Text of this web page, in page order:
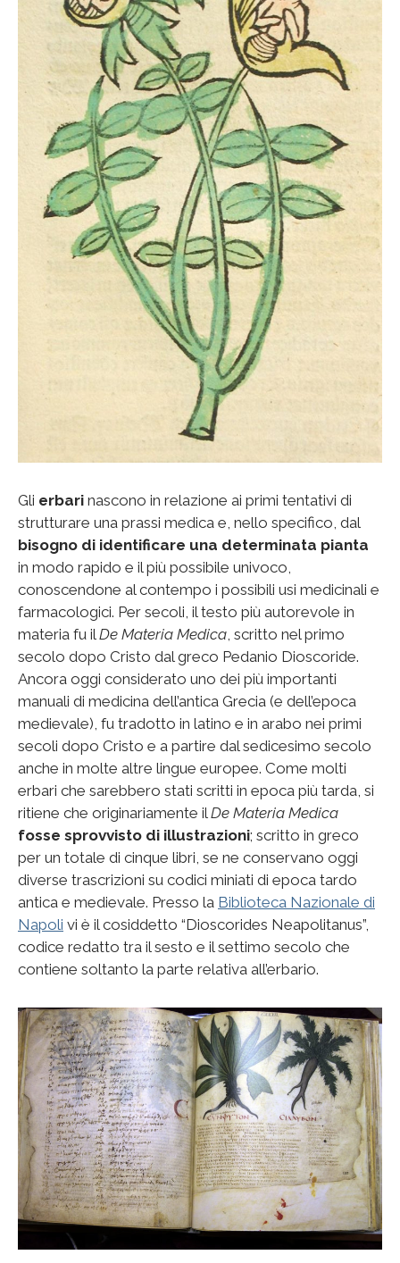
Gli erbari nascono in relazione ai primi tentativi di
strutturare una prassi medica e, nello specifico, dal
bisogno di identificare una determinata pianta
in modo rapido e il più possibile univoco,
conoscendone al contempo i possibili usi medicinali e
farmacologici. Per secoli, il testo più autorevole in
materia fu ilDe Materia Medica, scritto nel primo
secolo dopo Cristo dal greco Pedanio Dioscoride.
Ancora oggi considerato uno dei più importanti
manuali di medicina dell’antica Grecia (e dell’epoca
medievale), fu tradotto in latino e in arabo nei primi
secoli dopo Cristo e a partire dal sedicesimo secolo
anche in molte altre lingue europee. Come molti
erbari che sarebbero stati scritti in epoca più tarda, si
ritiene che originariamente ilDe Materia Medica
fosse sprovvisto di illustrazioni; scritto in greco
per un totale di cinque libri, se ne conservano oggi
diverse trascrizioni su codici miniati di epoca tardo
antica e medievale. Presso la Biblioteca Nazionale di
Napoli vi è il cosiddetto “Dioscorides Neapolitanus”,
codice redatto tra il sesto e il settimo secolo che
contiene soltanto la parte relativa all’erbario.